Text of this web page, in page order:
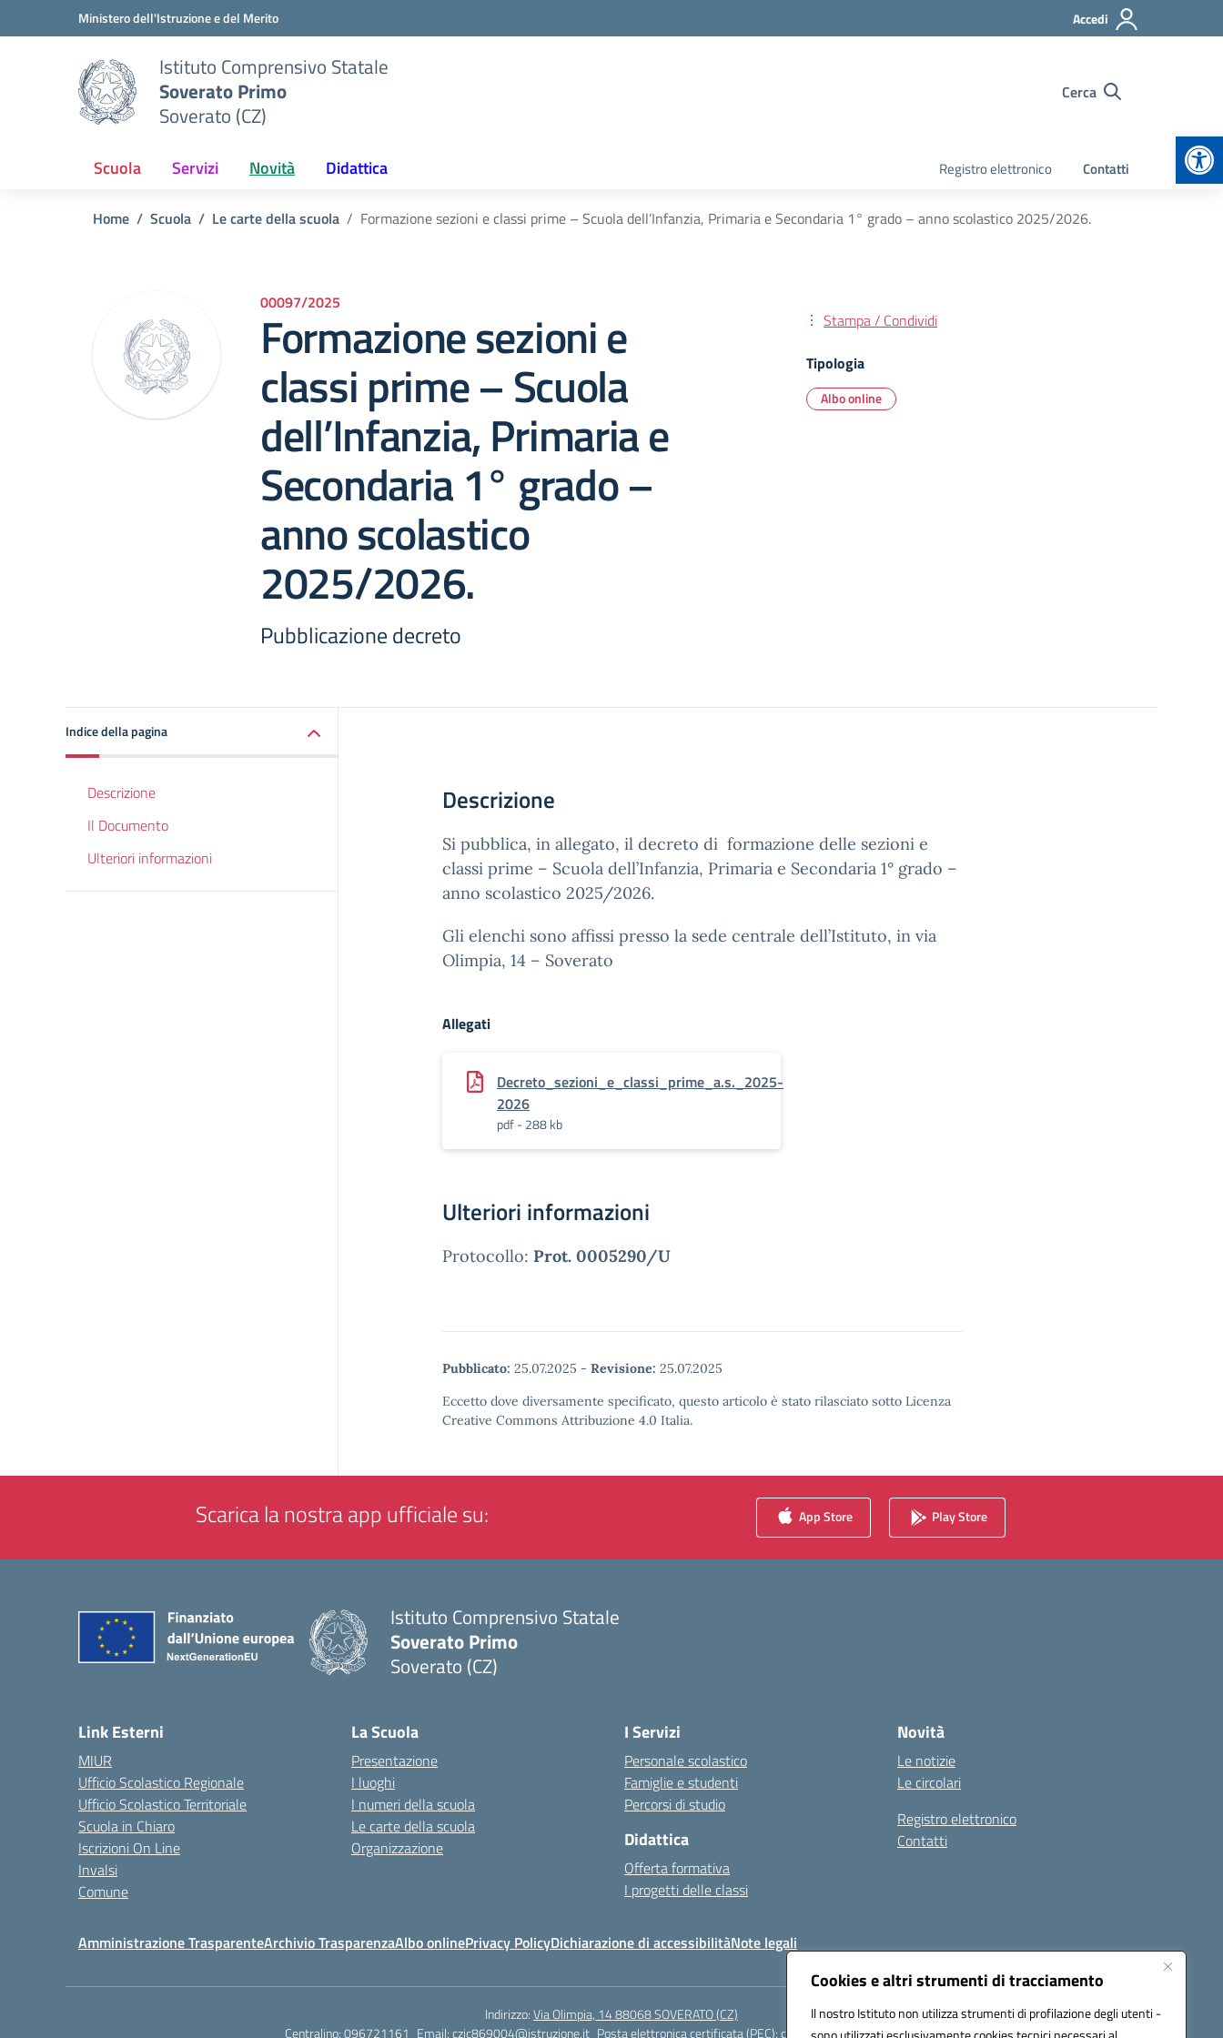
Cookies e altri strumenti di tracciamento
Il nostro Istituto non utilizza strumenti di profilazione degli utenti -
Vai ai contenuti
Vai al menu di navigazioneMinistero dell'Istruzione e del Merito Accedi
Istituto Comprensivo Statale
Soverato Primo
Soverato (CZ)
Cerca
Scuola Servizi Novità Didattica Registro elettronico Contatti
Home Scuola Le carte della scuola Formazione sezioni e classi prime – Scuola dell’Infanzia, Primaria e Secondaria 1° grado – anno scolastico 2025/2026.
00097/2025
Formazione sezioni e
classi prime – Scuola
dell’Infanzia, Primaria e
Secondaria 1° grado –
anno scolastico
2025/2026.
Pubblicazione decreto
Stampa / Condividi
Tipologia
Albo online
Indice della pagina
Descrizione
Il Documento
Ulteriori informazioni
Descrizione
Si pubblica, in allegato, il decreto di formazione delle sezioni e
classi prime – Scuola dell’Infanzia, Primaria e Secondaria 1° grado –
anno scolastico 2025/2026.
Gli elenchi sono affissi presso la sede centrale dell’Istituto, in via
Olimpia, 14 – Soverato
Allegati
Decreto_sezioni_e_classi_prime_a.s._2025-
2026
pdf - 288 kb
Ulteriori informazioni
Protocollo: Prot. 0005290/U
Pubblicato: 25.07.2025 - Revisione: 25.07.2025
Eccetto dove diversamente specificato, questo articolo è stato rilasciato sotto Licenza
Creative Commons Attribuzione 4.0 Italia.
Scarica la nostra app ufficiale su: App Store Play Store
Istituto Comprensivo Statale
Soverato Primo
Soverato (CZ)
Link Esterni
MIUR
Ufficio Scolastico Regionale
Ufficio Scolastico Territoriale
Scuola in Chiaro
Iscrizioni On Line
Invalsi
Comune
La Scuola
Presentazione
I luoghi
I numeri della scuola
Le carte della scuola
Organizzazione
I Servizi
Personale scolastico
Famiglie e studenti
Percorsi di studio
Didattica
Offerta formativa
I progetti delle classi
Novità
Le notizie
Le circolari
Registro elettronico
Contatti
Amministrazione TrasparenteArchivio TrasparenzaAlbo onlinePrivacy PolicyDichiarazione di accessibilitàNote legali
Indirizzo:Via Olimpia, 14 88068 SOVERATO (CZ)
Centralino:096721161 Email:czic869004@istruzione.it Posta elettronica certificata (PEC):czic869004@pec.istruzione.it